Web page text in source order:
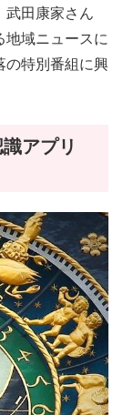
武田康家さん
地域ニュースに
の特別番組に興
アプリ